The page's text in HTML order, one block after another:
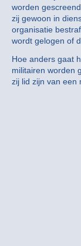
worden
zij gewoon in
organisatie
wordt gelogen of
Hoe anders gaat
militairen worden
zij lid zijn van een